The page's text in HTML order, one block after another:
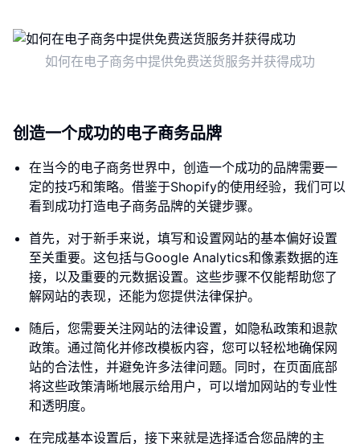
如何在电子商务中提供免费送货服务并获得成功
创造一个成功的电子商务品牌
在当今的电子商务世界中，创造一个成功的品牌需要一
定的技巧和策略。借鉴于Shopify的使用经验，我们可以
看到成功打造电子商务品牌的关键步骤。
首先，对于新手来说，填写和设置网站的基本偏好设置
至关重要。这包括与Google Analytics和像素数据的连
接，以及重要的元数据设置。这些步骤不仅能帮助您了
解网站的表现，还能为您提供法律保护。
随后，您需要关注网站的法律设置，如隐私政策和退款
政策。通过简化并修改模板内容，您可以轻松地确保网
站的合法性，并避免许多法律问题。同时，在页面底部
将这些政策清晰地展示给用户，可以增加网站的专业性
和透明度。
在完成基本设置后，接下来就是选择适合您品牌的主